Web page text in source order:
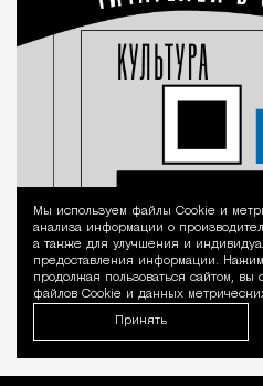
Мы используем файлы Сookie и
анализа информации о
а также для улучшения и
предоставления информации.
продолжая пользоваться сайтом, вы
файлов Cookie и данных
Принять